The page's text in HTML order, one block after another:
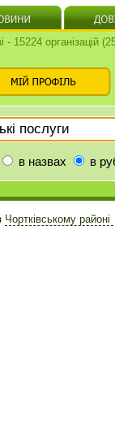
- 15224 організацій
в назвах в
Чортківському районі